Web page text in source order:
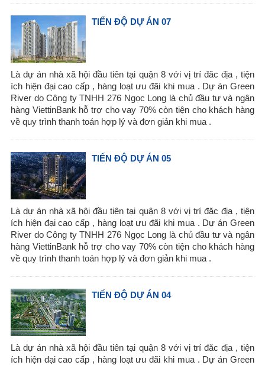
TIẾN ĐỘ DỰ ÁN 07
Là dự án nhà xã hội đầu tiên tại quận 8 với vị trí đăc địa , tiện
ích hiện đại cao cấp , hàng loạt ưu đãi khi mua . Dự án Green
River do Công ty TNHH 276 Ngọc Long là chủ đầu tư và ngân
hàng ViettinBank hỗ trợ cho vay 70% còn tiện cho khách hàng
về quy trình thanh toán hợp lý và đơn giản khi mua .
TIẾN ĐỘ DỰ ÁN 05
Là dự án nhà xã hội đầu tiên tại quận 8 với vị trí đăc địa , tiện
ích hiện đại cao cấp , hàng loạt ưu đãi khi mua . Dự án Green
River do Công ty TNHH 276 Ngọc Long là chủ đầu tư và ngân
hàng ViettinBank hỗ trợ cho vay 70% còn tiện cho khách hàng
về quy trình thanh toán hợp lý và đơn giản khi mua .
TIẾN ĐỘ DỰ ÁN 04
Là dự án nhà xã hội đầu tiên tại quận 8 với vị trí đăc địa , tiện
ích hiện đại cao cấp , hàng loạt ưu đãi khi mua . Dự án Green